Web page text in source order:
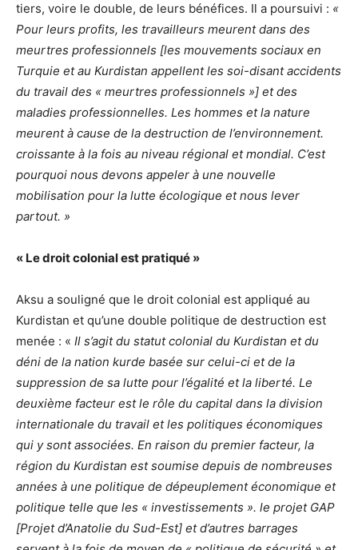
tiers, voire le double, de leurs bénéfices. Il a poursuivi : «
Pour leurs profits, les travailleurs meurent dans des
meurtres professionnels [les mouvements sociaux en
Turquie et au Kurdistan appellent les soi-disant accidents
du travail des « meurtres professionnels »] et des
maladies professionnelles. Les hommes et la nature
meurent à cause de la destruction de l’environnement.
croissante à la fois au niveau régional et mondial. C’est
pourquoi nous devons appeler à une nouvelle
mobilisation pour la lutte écologique et nous lever
partout. »
« Le droit colonial est pratiqué »
Aksu a souligné que le droit colonial est appliqué au
Kurdistan et qu’une double politique de destruction est
menée : « Il s’agit du statut colonial du Kurdistan et du
déni de la nation kurde basée sur celui-ci et de la
suppression de sa lutte pour l’égalité et la liberté. Le
deuxième facteur est le rôle du capital dans la division
internationale du travail et les politiques économiques
qui y sont associées. En raison du premier facteur, la
région du Kurdistan est soumise depuis de nombreuses
années à une politique de dépeuplement économique et
politique telle que les « investissements ». le projet GAP
[Projet d’Anatolie du Sud-Est] et d’autres barrages